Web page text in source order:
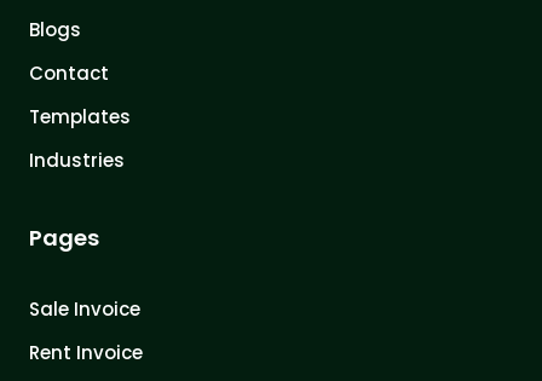
Blogs
Contact
Templates
Industries
Pages
Sale Invoice
Rent Invoice